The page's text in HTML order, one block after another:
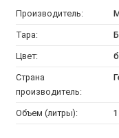
Производитель:
Тара:
Цвет:
Страна
производитель:
Объем (литры): 1